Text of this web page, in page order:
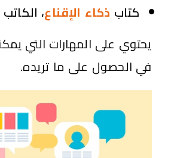
كتاب ذكاء الإقناع،
يحتوي على المهارات التي
في الحصول على ما تريده.